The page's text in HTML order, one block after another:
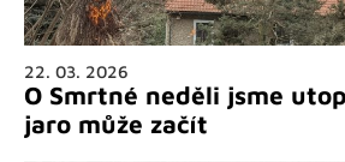
22. 03. 2026
O Smrtné neděli jsme
jaro může začít